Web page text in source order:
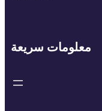
معلومات سريعة